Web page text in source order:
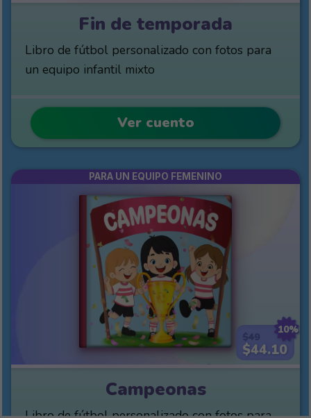
Fin de temporada
Libro de fútbol personalizado con fotos para
un equipo infantil mixto
Ver cuento
10%
$44.10
PARA UN EQUIPO FEMENINO
Campeonas